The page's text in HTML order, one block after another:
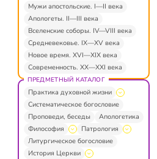
Мужи апостольские. I—II века
Апологеты. II—III века
Вселенские соборы. IV—VIII века
Средневековье. IX—XV века
Новое время. XVI—XIX века
Современность. XX—XXI века
ПРЕДМЕТНЫЙ КАТАЛОГ
Практика духовной жизни
Систематическое богословие
Проповеди, беседы
Апологетика
Философия
Патрология
Литургическое богословие
История Церкви